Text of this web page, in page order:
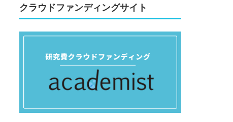
クラウドファンディングサイト